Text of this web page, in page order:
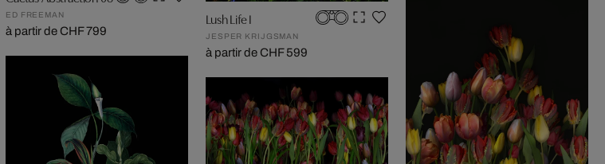
ED FREEMAN
à partir de CHF 799
Lush Life I
JESPER KRIJGSMAN
à partir de CHF 599